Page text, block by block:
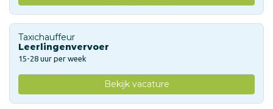
Taxichauffeur
Leerlingenvervoer
15-28 uur per week
Bekijk vacature